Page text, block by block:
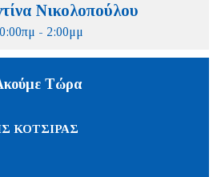
Νικολοπούλου
- 2:00μμ
Τώρα
ΚΟΤΣΙΡΑΣ